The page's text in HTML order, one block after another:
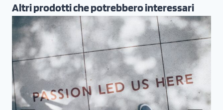
Altri prodotti che potrebbero interessari